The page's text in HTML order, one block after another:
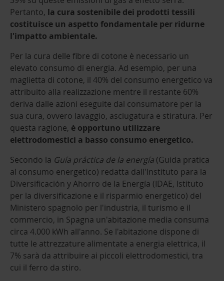
Pertanto, la cura sostenibile dei prodotti tessili
costituisce un aspetto fondamentale per ridurne
l'impatto ambientale.
Per la cura delle fibre di cotone è necessario un
elevato consumo di energia. Ad esempio, per una
maglietta di cotone, il 40% del consumo energetico va
attribuito alla realizzazione mentre il restante 60%
deriva dalle azioni eseguite dal consumatore per la
sua cura, ovvero lavaggio, asciugatura e stiratura. Per
questa ragione, è opportuno utilizzare
elettrodomestici a basso consumo energetico.
Secondo la Guía práctica de la energía (Guida pratica
al consumo energetico) redatta dall'Instituto para la
Diversificación y Ahorro de la Energía (IDAE, Istituto
per la diversificazione e il risparmio energetico) del
Ministero spagnolo per l'industria, il turismo e il
commercio, in Spagna un'abitazione media consuma
circa 4.000 kWh all'anno. Se l'abitazione dispone di
tutte le attrezzature alimentate a energia elettrica, il
7% sarà da attribuire ai piccoli elettrodomestici, tra
cui il ferro da stiro.